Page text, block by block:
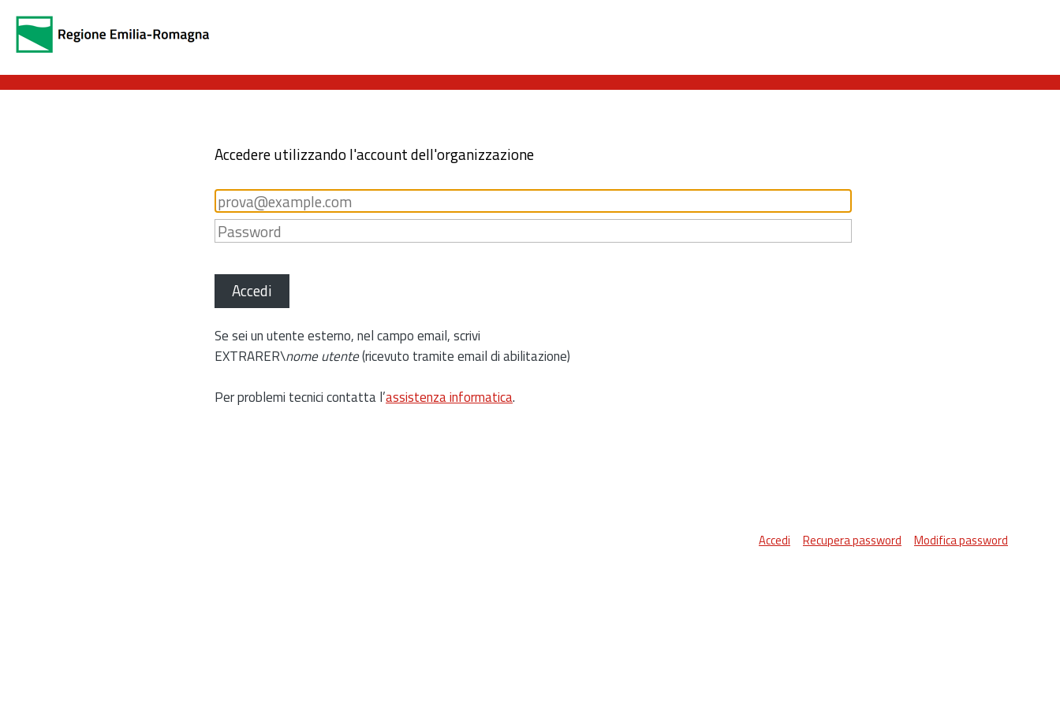
Accedere utilizzando l'account dell'organizzazione
Accedi
Se sei un utente esterno, nel campo email, scrivi
EXTRARER\nome utente(ricevuto tramite email di abilitazione)
Per problemi tecnici contatta l’assistenza informatica.
Accedi Recupera password Modifica password